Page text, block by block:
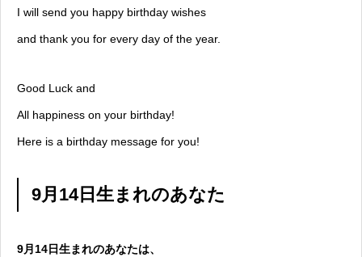
I will send you happy birthday wishes
and thank you for every day of the year.
Good Luck and
All happiness on your birthday!
Here is a birthday message for you!
9月14日生まれのあなた
9月14日生まれのあなたは、